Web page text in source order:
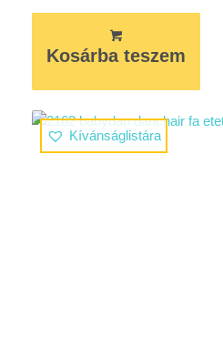
Kosárba teszem
Kívánságlistára